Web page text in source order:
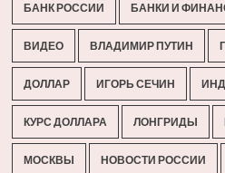
БАНК РОССИИ БАНКИ И
ВИДЕО ВЛАДИМИР ПУТИН
ДОЛЛАР ИГОРЬ СЕЧИН
КУРС ДОЛЛАРА ЛОНГРИДЫ
МОСКВЫ НОВОСТИ РОССИИ